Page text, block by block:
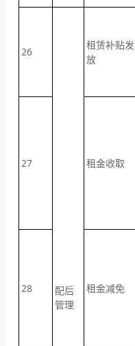
26
配后
管理
租赁补贴发
放
27 租金收取
28 租金减免